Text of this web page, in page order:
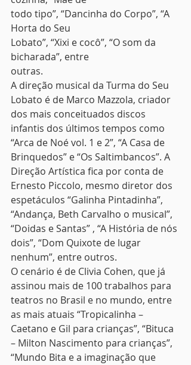
todo tipo”, “Dancinha do Corpo”, “A
Horta do Seu
Lobato”, “Xixi e cocô”, “O som da
bicharada”, entre
outras.
A direção musical da Turma do Seu
Lobato é de Marco Mazzola, criador
dos mais conceituados discos
infantis dos últimos tempos como
“Arca de Noé vol. 1 e 2”, “A Casa de
Brinquedos” e “Os Saltimbancos”. A
Direção Artística fica por conta de
Ernesto Piccolo, mesmo diretor dos
espetáculos “Galinha Pintadinha”,
“Andança, Beth Carvalho o musical”,
“Doidas e Santas” , “A História de nós
dois”, “Dom Quixote de lugar
nenhum”, entre outros.
O cenário é de Clivia Cohen, que já
assinou mais de 100 trabalhos para
teatros no Brasil e no mundo, entre
as mais atuais “Tropicalinha –
Caetano e Gil para crianças”, “Bituca
– Milton Nascimento para crianças”,
“Mundo Bita e a imaginação que